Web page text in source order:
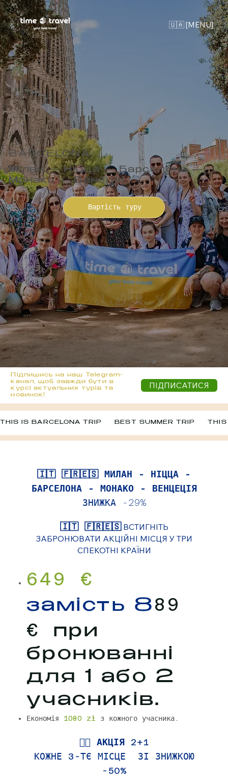
🇺🇦 [MENU]
BARCELONA
Мілан — Ніцца — Барселона —
Монако — Венеція
Вартість туру
Підпишись на наш Telegram-
канал, щоб завжди бути в
курсі актуальних турів та
новинок!
ПІДПИСАТИСЯ
THIS IS BARCELONA TRIP     BEST SUMMER TRIP
🇮🇹 🇫🇷🇪🇸 МИЛАН - НІЦЦА -
БАРСЕЛОНА - МОНАКО - ВЕНЦЕЦІЯ
ЗНИЖКА -29%
🇮🇹 🇫🇷🇪🇸ВСТИГНІТЬ
ЗАБРОНЮВАТИ АКЦІЙНІ МІСЦЯ У ТРИ
СПЕКОТНІ КРАЇНИ
649 €
замість 889
€
при
бронюванні
для 1 або 2
учасників.
Економія 1080 zł з кожного учасника.
👉🏼 АКЦІЯ2+1
КОЖНЕ 3-ТЄ МІСЦЕ ЗІ ЗНИЖКОЮ
-50%